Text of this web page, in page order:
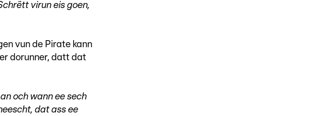
virun eis goen,
vun de Pirate kann
dorunner, datt dat
och wann ee sech
dat ass ee